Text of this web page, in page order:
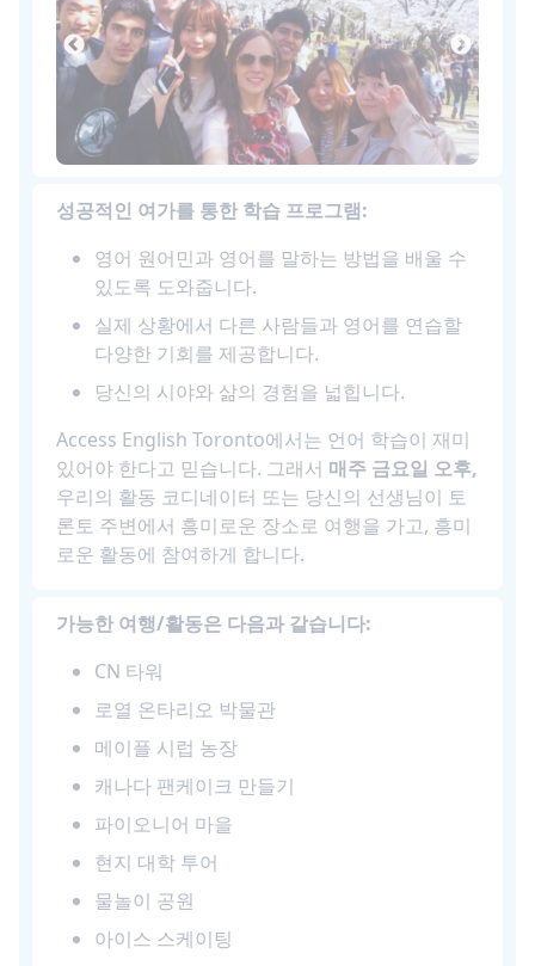
성공적인 여가를 통한 학습 프로그램:
영어 원어민과 영어를 말하는 방법을 배울 수
있도록 도와줍니다.
실제 상황에서 다른 사람들과 영어를 연습할
다양한 기회를 제공합니다.
당신의 시야와 삶의 경험을 넓힙니다.
Access English Toronto에서는 언어 학습이 재미
있어야 한다고 믿습니다. 그래서 매주 금요일 오후,
우리의 활동 코디네이터 또는 당신의 선생님이 토
론토 주변에서 흥미로운 장소로 여행을 가고, 흥미
로운 활동에 참여하게 합니다.
가능한 여행/활동은 다음과 같습니다:
CN 타워
로열 온타리오 박물관
메이플 시럽 농장
캐나다 팬케이크 만들기
파이오니어 마을
현지 대학 투어
물놀이 공원
아이스 스케이팅